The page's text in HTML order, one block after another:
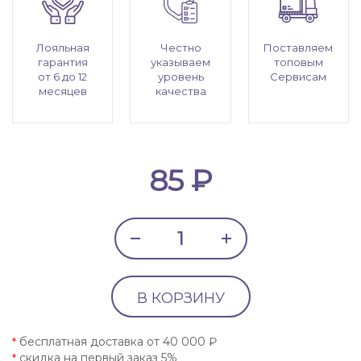
Лояльная
гарантия
от 6 до 12
месяцев
Честно
указываем
уровень
качества
Поставляем
топовым
Сервисам
85 ₽
В КОРЗИНУ
* бесплатная доставка от 40 000 ₽
* скидка на первый заказ 5%